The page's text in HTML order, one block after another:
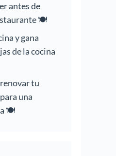
antes de
🍽️
y gana
de la cocina
tu
una
🍽️